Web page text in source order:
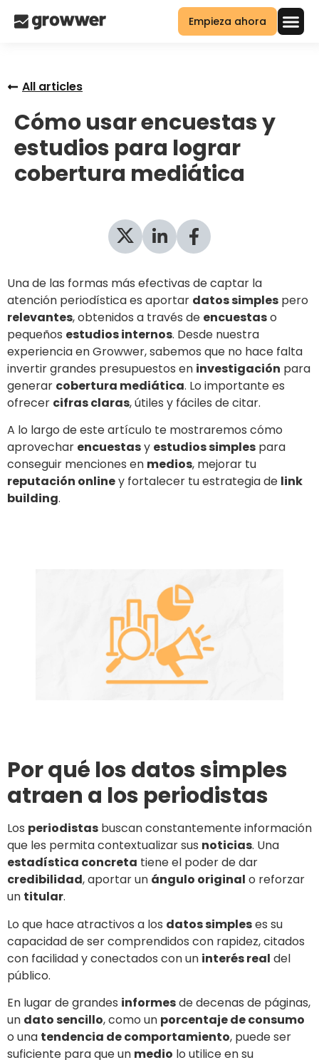
Empieza ahora
All articles
Cómo usar encuestas y
estudios para lograr
cobertura mediática
Una de las formas más efectivas de captar la
atención periodística es aportar datos simples pero
relevantes, obtenidos a través de encuestaso
pequeños estudios internos. Desde nuestra
experiencia en Growwer, sabemos que no hace falta
invertir grandes presupuestos en investigación para
generar cobertura mediática. Lo importante es
ofrecer cifras claras, útiles y fáciles de citar.
A lo largo de este artículo te mostraremos cómo
aprovechar encuestasy estudios simples para
conseguir menciones en medios, mejorar tu
reputación onliney fortalecer tu estrategia de link
building.
Por qué los datos simples
atraen a los periodistas
Los periodistas buscan constantemente información
que les permita contextualizar sus noticias. Una
estadística concreta tiene el poder de dar
credibilidad, aportar un ángulo original o reforzar
un titular.
Lo que hace atractivos a los datos simpleses su
capacidad de ser comprendidos con rapidez, citados
con facilidad y conectados con un interés real del
público.
En lugar de grandes informesde decenas de páginas,
un dato sencillo, como un porcentaje de consumo
o una tendencia de comportamiento, puede ser
suficiente para que un medio lo utilice en su